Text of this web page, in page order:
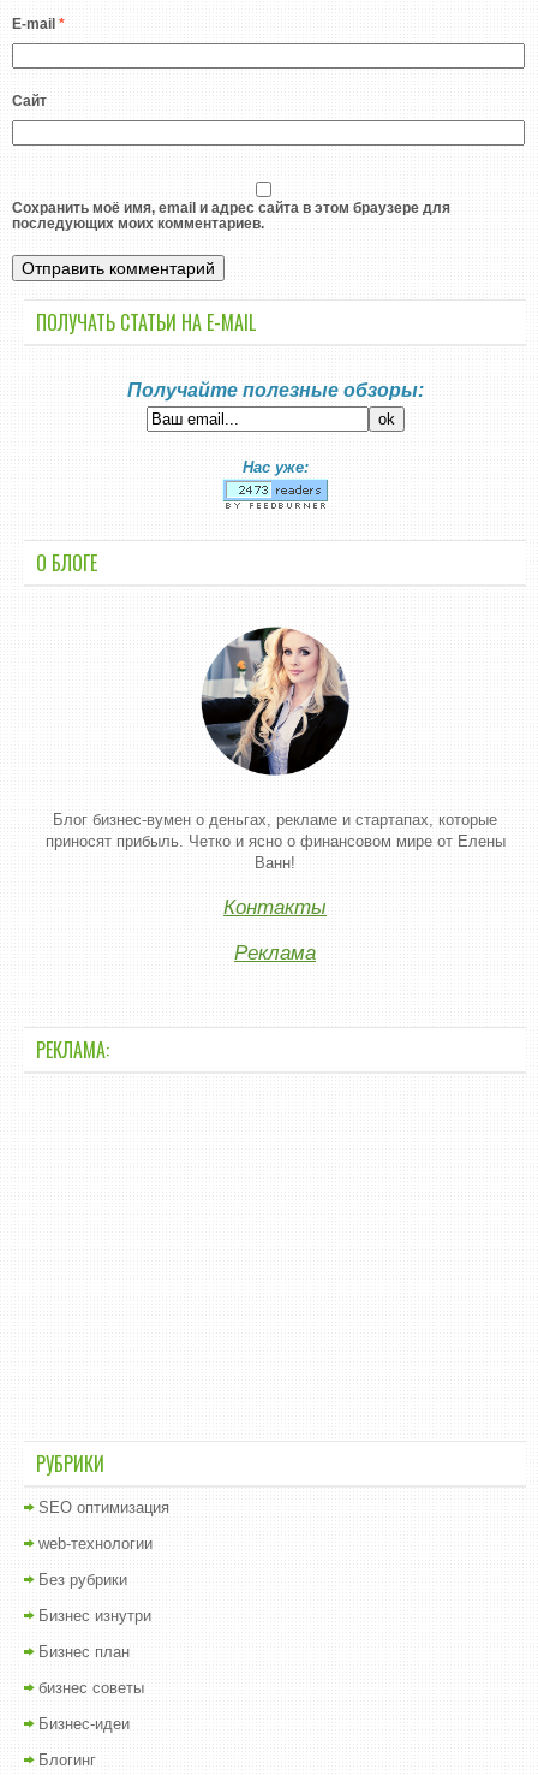
E-mail *
Сайт
Сохранить моё имя, email и адрес сайта в этом браузере для
последующих моих комментариев.
ПОЛУЧАТЬ СТАТЬИ НА E-MАIL
Получайте полезные обзоры:
Нас уже:
О БЛОГЕ
Блог бизнес-вумен о деньгах, рекламе и стартапах, которые
приносят прибыль. Четко и ясно о финансовом мире от Елены
Ванн!
Контакты
Реклама
РЕКЛАМА:
РУБРИКИ
SEO оптимизация
web-технологии
Без рубрики
Бизнес изнутри
Бизнес план
бизнес советы
Бизнес-идеи
Блогинг